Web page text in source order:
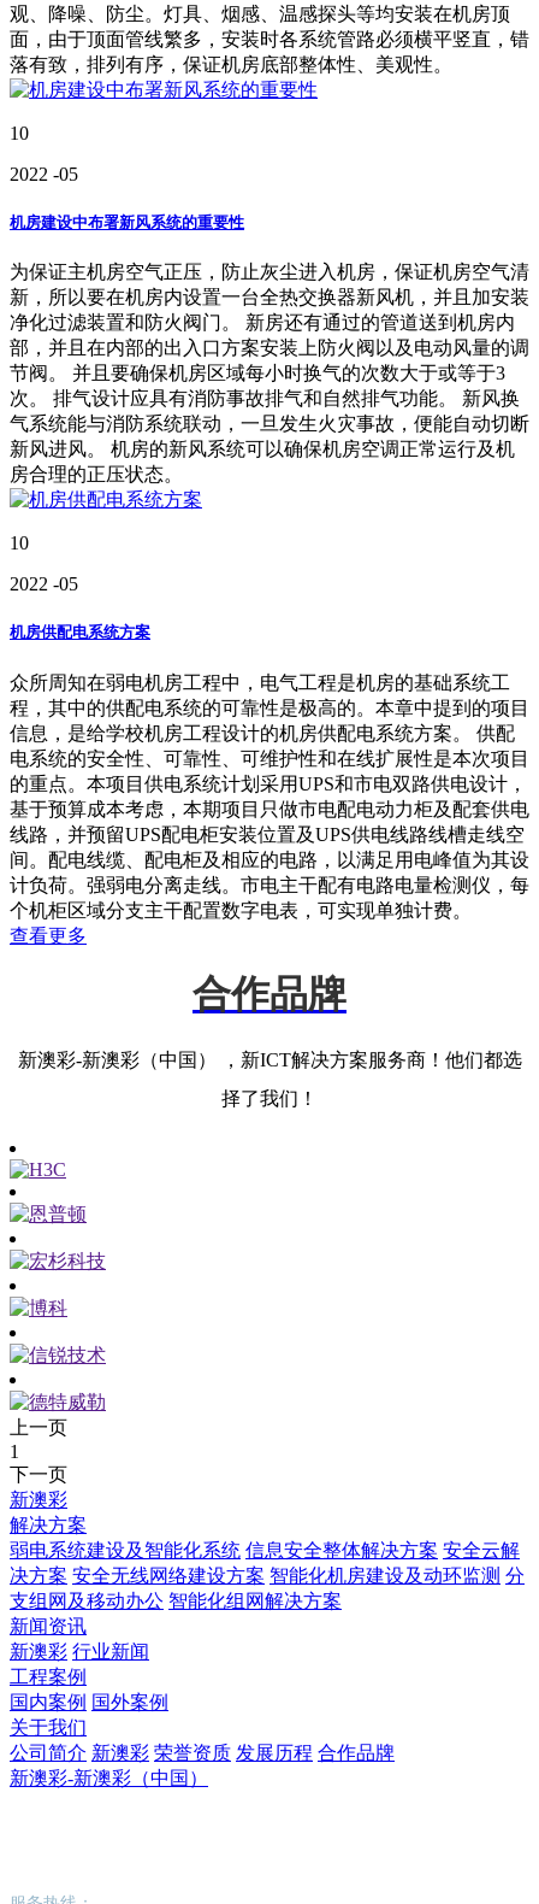
观、降噪、防尘。灯具、烟感、温感探头等均安装在机房顶
面，由于顶面管线繁多，安装时各系统管路必须横平竖直，错
落有致，排列有序，保证机房底部整体性、美观性。
10
2022 -05
机房建设中布署新风系统的重要性
为保证主机房空气正压，防止灰尘进入机房，保证机房空气清
新，所以要在机房内设置一台全热交换器新风机，并且加安装
净化过滤装置和防火阀门。 新房还有通过的管道送到机房内
部，并且在内部的出入口方案安装上防火阀以及电动风量的调
节阀。 并且要确保机房区域每小时换气的次数大于或等于3
次。 排气设计应具有消防事故排气和自然排气功能。 新风换
气系统能与消防系统联动，一旦发生火灾事故，便能自动切断
新风进风。 机房的新风系统可以确保机房空调正常运行及机
房合理的正压状态。
10
2022 -05
机房供配电系统方案
众所周知在弱电机房工程中，电气工程是机房的基础系统工
程，其中的供配电系统的可靠性是极高的。本章中提到的项目
信息，是给学校机房工程设计的机房供配电系统方案。 供配
电系统的安全性、可靠性、可维护性和在线扩展性是本次项目
的重点。本项目供电系统计划采用UPS和市电双路供电设计，
基于预算成本考虑，本期项目只做市电配电动力柜及配套供电
线路，并预留UPS配电柜安装位置及UPS供电线路线槽走线空
间。配电线缆、配电柜及相应的电路，以满足用电峰值为其设
计负荷。强弱电分离走线。市电主干配有电路电量检测仪，每
个机柜区域分支主干配置数字电表，可实现单独计费。
查看更多
合作品牌
新澳彩-新澳彩（中国） ，新ICT解决方案服务商！他们都选
择了我们！
上一页
1
下一页
新澳彩
解决方案
弱电系统建设及智能化系统 信息安全整体解决方案 安全云解
决方案 安全无线网络建设方案 智能化机房建设及动环监测 分
支组网及移动办公 智能化组网解决方案
新闻资讯
新澳彩 行业新闻
工程案例
国内案例 国外案例
关于我们
公司简介 新澳彩 荣誉资质 发展历程 合作品牌
新澳彩-新澳彩（中国）